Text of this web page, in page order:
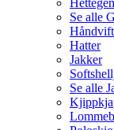
Se alle
Hatter
Jakker
Se alle